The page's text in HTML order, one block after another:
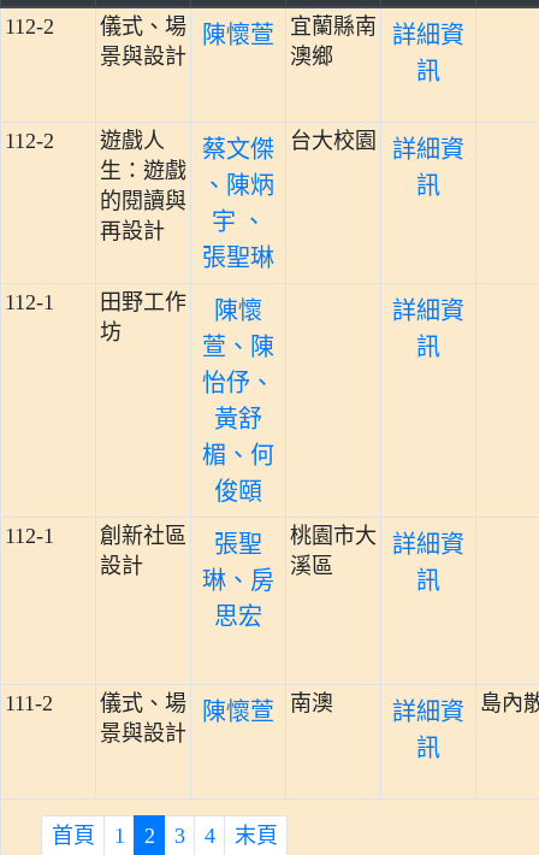
112-2
儀式、場
景與設計
陳懷萱
宜蘭縣南
澳鄉
詳細資
訊
112-2
遊戲人
生：遊戲
的閱讀與
再設計
蔡文傑
、陳炳
宇 、
張聖琳
台大校園
詳細資
訊
112-1
田野工作
坊
陳懷
萱、陳
怡伃、
黃舒
楣、何
俊頤
詳細資
訊
112-1
創新社區
設計
張聖
琳、房
思宏
桃園市大
溪區
詳細資
訊
111-2
儀式、場
景與設計
陳懷萱 南澳
詳細資
訊
島內
首頁 1 2 3 4 末頁